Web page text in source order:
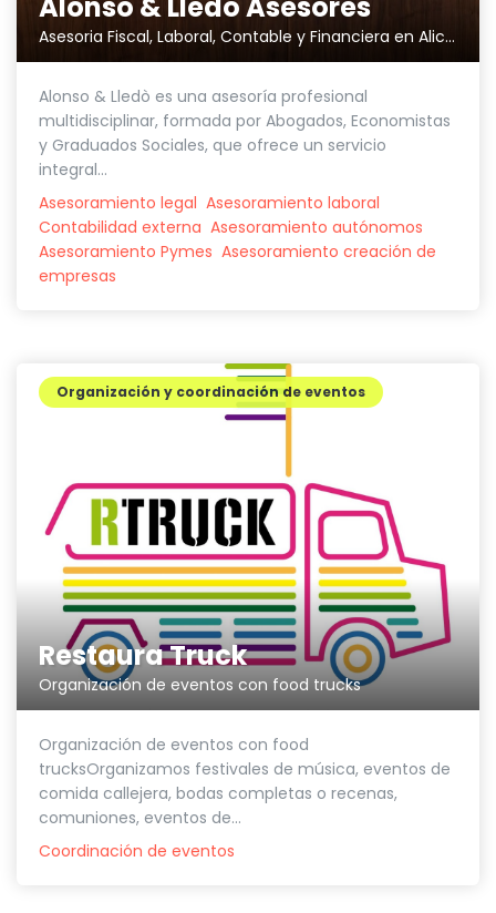
Asesoria Fiscal, Laboral, Contable y Financiera en Alicante
Alonso & Lledò es una asesoría profesional
multidisciplinar, formada por Abogados, Economistas
y Graduados Sociales, que ofrece un servicio
integral...
Asesoramiento legal Asesoramiento laboral
Contabilidad externa Asesoramiento autónomos
Asesoramiento Pymes Asesoramiento creación de
empresas
Restaura Truck
Organización de eventos con food trucks
Organización y coordinación de eventos
Organización de eventos con food
trucksOrganizamos festivales de música, eventos de
comida callejera, bodas completas o recenas,
comuniones, eventos de...
Coordinación de eventos